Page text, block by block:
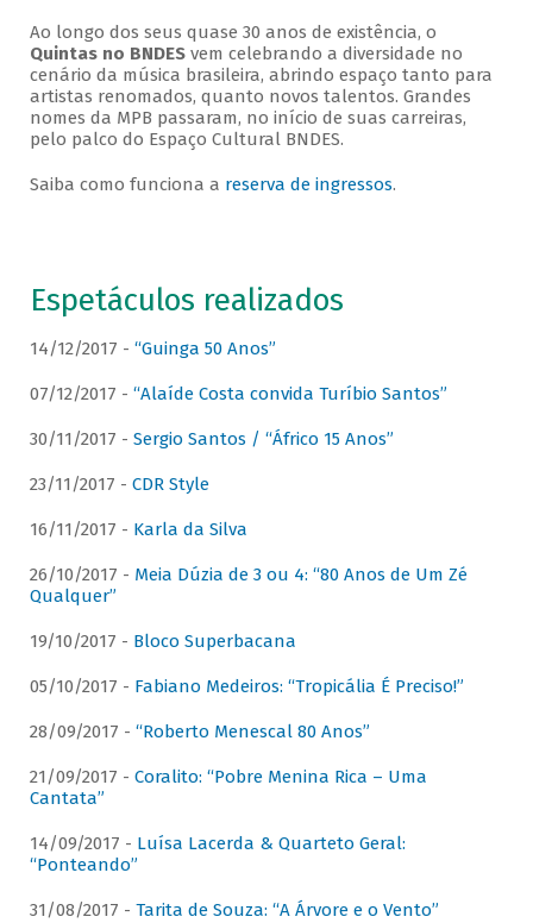
Ao longo dos seus quase 30 anos de existência, o
Quintas no BNDESvem celebrando a diversidade no
cenário da música brasileira, abrindo espaço tanto para
artistas renomados, quanto novos talentos. Grandes
nomes da MPB passaram, no início de suas carreiras,
pelo palco do Espaço Cultural BNDES.
Saiba como funciona a reserva de ingressos.
Espetáculos realizados
14/12/2017 - “Guinga 50 Anos”
07/12/2017 - “Alaíde Costa convida Turíbio Santos”
30/11/2017 - Sergio Santos / “Áfrico 15 Anos”
23/11/2017 - CDR Style
16/11/2017 - Karla da Silva
26/10/2017 - Meia Dúzia de 3 ou 4: “80 Anos de Um Zé
Qualquer”
19/10/2017 - Bloco Superbacana
05/10/2017 - Fabiano Medeiros: “Tropicália É Preciso!”
28/09/2017 - “Roberto Menescal 80 Anos”
21/09/2017 - Coralito: “Pobre Menina Rica – Uma
Cantata”
14/09/2017 - Luísa Lacerda & Quarteto Geral:
“Ponteando”
31/08/2017 - Tarita de Souza: “A Árvore e o Vento”